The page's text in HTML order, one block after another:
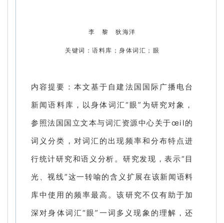
李 黎 狄海洋
关键词：语料库；身体词汇；眼
内容提要：本文基于自建法国国际广播电台
新闻语料库，以身体词汇“眼”为研究对象，
参照法国国立文本与词汇资源中心关于œil的
词义分类，对词汇的出现频率和分布特点进
行统计研究和语义分析。研究发现，表示“目
光、视线”这一转喻的含义扩展在该新闻语料
库中使用的频率最高。该研究不仅有助于加
深对身体词汇“眼”一词多义现象的理解，还